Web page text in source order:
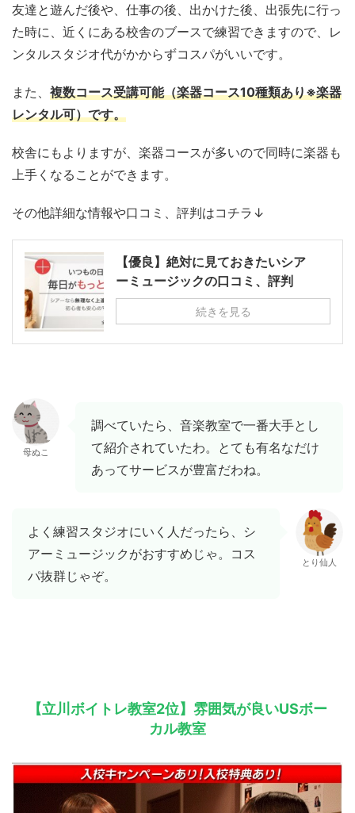
友達と遊んだ後や、仕事の後、出かけた後、出張先に行っ
た時に、近くにある校舎のブースで練習できますので、レ
ンタルスタジオ代がかからずコスパがいいです。
また、 複数コース受講可能（楽器コース10種類あり※楽器
レンタル可）です。
校舎にもよりますが、楽器コースが多いので同時に楽器も
上手くなることができます。
その他詳細な情報や口コミ、評判はコチラ↓
【優良】絶対に見ておきたいシア
ーミュージックの口コミ、評判
続きを見る
母ぬこ
調べていたら、音楽教室で一番大手とし
て紹介されていたわ。とても有名なだけ
あってサービスが豊富だわね。
よく練習スタジオにいく人だったら、シ
アーミュージックがおすすめじゃ。コス
パ抜群じゃぞ。
とり仙人
【立川ボイトレ教室2位】雰囲気が良いUSボー
カル教室